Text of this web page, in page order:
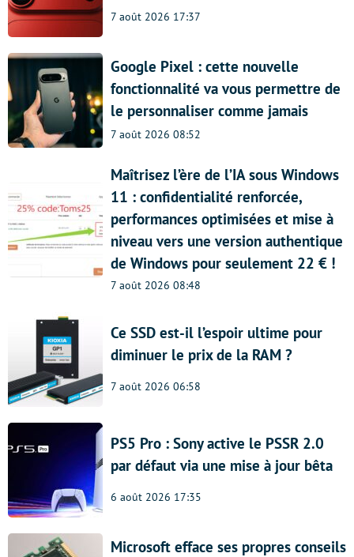
7 août 2026 17:37
Google Pixel : cette nouvelle
fonctionnalité va vous permettre de
le personnaliser comme jamais
7 août 2026 08:52
Maîtrisez l’ère de l’IA sous Windows
11 : confidentialité renforcée,
performances optimisées et mise à
niveau vers une version authentique
de Windows pour seulement 22 € !
7 août 2026 08:48
Ce SSD est-il l’espoir ultime pour
diminuer le prix de la RAM ?
7 août 2026 06:58
PS5 Pro : Sony active le PSSR 2.0
par défaut via une mise à jour bêta
6 août 2026 17:35
Microsoft efface ses propres conseils